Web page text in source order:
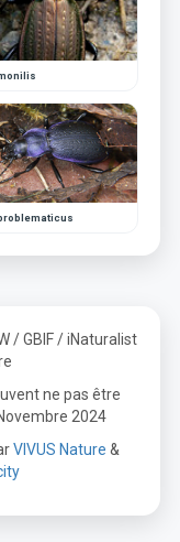
/ GBIF / iNaturalist
ne pas être
2024
VIVUS Nature &